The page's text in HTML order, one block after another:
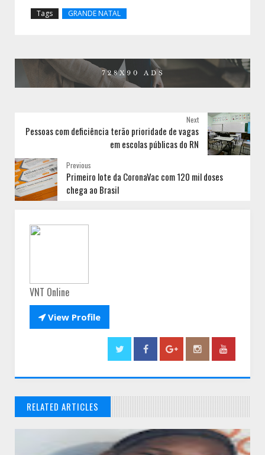
Tags GRANDE NATAL
Next
Pessoas com deficiência terão prioridade de vagas
em escolas públicas do RN
Previous
Primeiro lote da CoronaVac com 120 mil doses
chega ao Brasil
VNT Online
View Profile
RELATED ARTICLES
// THATS WHAT YOU MIGHT BE LOOKING FOR